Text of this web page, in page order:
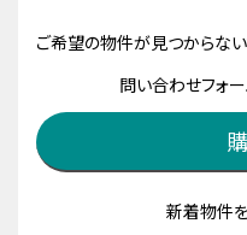
ご希望の物件が見つからない
問い合わせフォ
新着物件